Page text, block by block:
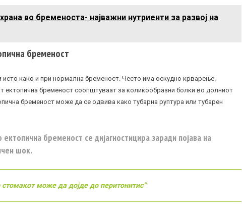
во бременоста- најважни нутриенти за развој на
бременост
исто како и при нормална бременост. Често има оскудно крварење.
ектопична бременост соопштуваат за коликообразни болки во долниот
бременост може да се одвива како тубарна руптура или тубарен
ектопична бременост се дијагностицира заради појава на
шок.
стомакот може да дојде до перитонитис“